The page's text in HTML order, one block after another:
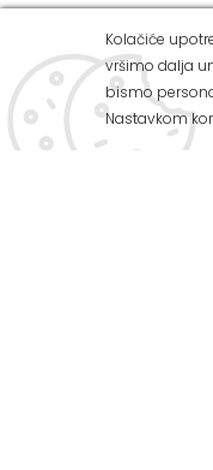
Kolačiće
vršimo dalja
bismo
Nastavkom